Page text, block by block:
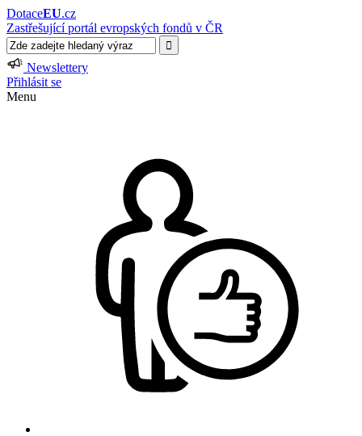
DotaceEU.cz
Zastřešující portál evropských fondů v ČR
Newslettery
Přihlásit se
Menu